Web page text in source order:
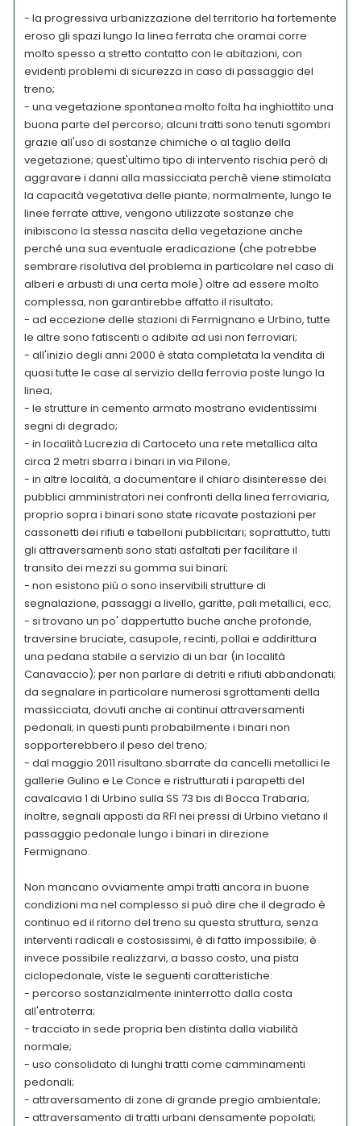
- la progressiva urbanizzazione del territorio ha fortemente
eroso gli spazi lungo la linea ferrata che oramai corre
molto spesso a stretto contatto con le abitazioni, con
evidenti problemi di sicurezza in caso di passaggio del
treno;
- una vegetazione spontanea molto folta ha inghiottito una
buona parte del percorso; alcuni tratti sono tenuti sgombri
grazie all'uso di sostanze chimiche o al taglio della
vegetazione; quest'ultimo tipo di intervento rischia però di
aggravare i danni alla massicciata perchè viene stimolata
la capacità vegetativa delle piante; normalmente, lungo le
linee ferrate attive, vengono utilizzate sostanze che
inibiscono la stessa nascita della vegetazione anche
perché una sua eventuale eradicazione (che potrebbe
sembrare risolutiva del problema in particolare nel caso di
alberi e arbusti di una certa mole) oltre ad essere molto
complessa, non garantirebbe affatto il risultato;
- ad eccezione delle stazioni di Fermignano e Urbino, tutte
le altre sono fatiscenti o adibite ad usi non ferroviari;
- all'inizio degli anni 2000 è stata completata la vendita di
quasi tutte le case al servizio della ferrovia poste lungo la
linea;
- le strutture in cemento armato mostrano evidentissimi
segni di degrado;
- in località Lucrezia di Cartoceto una rete metallica alta
circa 2 metri sbarra i binari in via Pilone;
- in altre località, a documentare il chiaro disinteresse dei
pubblici amministratori nei confronti della linea ferroviaria,
proprio sopra i binari sono state ricavate postazioni per
cassonetti dei rifiuti e tabelloni pubblicitari; soprattutto, tutti
gli attraversamenti sono stati asfaltati per facilitare il
transito dei mezzi su gomma sui binari;
- non esistono più o sono inservibili strutture di
segnalazione, passaggi a livello, garitte, pali metallici, ecc;
- si trovano un po' dappertutto buche anche profonde,
traversine bruciate, casupole, recinti, pollai e addirittura
una pedana stabile a servizio di un bar (in località
Canavaccio); per non parlare di detriti e rifiuti abbandonati;
da segnalare in particolare numerosi sgrottamenti della
massicciata, dovuti anche ai continui attraversamenti
pedonali; in questi punti probabilmente i binari non
sopporterebbero il peso del treno;
- dal maggio 2011 risultano sbarrate da cancelli metallici le
gallerie Gulino e Le Conce e ristrutturati i parapetti del
cavalcavia 1 di Urbino sulla SS 73 bis di Bocca Trabaria;
inoltre, segnali apposti da RFI nei pressi di Urbino vietano il
passaggio pedonale lungo i binari in direzione
Fermignano.
Non mancano ovviamente ampi tratti ancora in buone
condizioni ma nel complesso si può dire che il degrado è
continuo ed il ritorno del treno su questa struttura, senza
interventi radicali e costosissimi, è di fatto impossibile; è
invece possibile realizzarvi, a basso costo, una pista
ciclopedonale, viste le seguenti caratteristiche:
- percorso sostanzialmente ininterrotto dalla costa
all'entroterra;
- tracciato in sede propria ben distinta dalla viabilità
normale;
- uso consolidato di lunghi tratti come camminamenti
pedonali;
- attraversamento di zone di grande pregio ambientale;
- attraversamento di tratti urbani densamente popolati;